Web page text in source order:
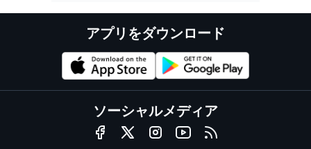
アプリをダウンロード
ソーシャルメディア